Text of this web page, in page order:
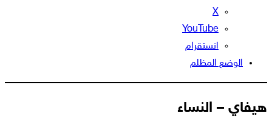
‫X
‫YouTube
انستقرام
الوضع المظلم
هيفاي – النساء